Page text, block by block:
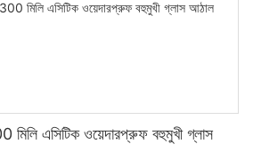
মিলি এসিটিক ওয়েদারপ্রুফ বহুমুখী গ্লাস